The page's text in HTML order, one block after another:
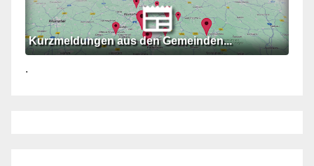
Kurzmeldungen aus den Gemeinden...
.